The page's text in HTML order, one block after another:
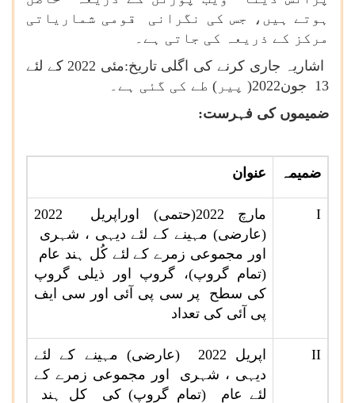
ہوتے ہیں، جس کی نگرانی قومی شماریاتی
مرکز کے ذریعہ کی جاتی ہے۔
اشاریہ جاری کرنے کی اگلی تاریخ:مئی 2022 کے لئے
13 جون2022( پیر) طے کی گئی ہے۔
ضمیموں کی فہرست:
ضمیمہ عنوان
I
مارچ 2022(حتمی) اوراپریل 2022
(عارضی) مہینے کے لئے دیہی ، شہری
اور مجموعی زمرے کے لئے کُل ہند عام
(تمام گروپ)، گروپ اور ذیلی گروپ
کی سطح پر سی پی آئی اور سی ایف
پی آئی کی تعداد
II
اپریل 2022 (عارضی) مہینے کے لئے
دیہی ، شہری اور مجموعی زمرے کے
لئے عام (تمام گروپ) کی کل ہند